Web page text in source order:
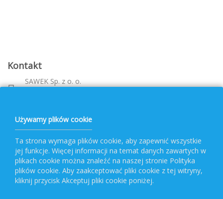
Kontakt
SAWEK Sp. z o. o.
Metalowca 26, 39-460 Nowa Dęba
+ 48 796 477 417
Obsługa PVF
Popularne kategorie
Używamy plików cookie
Ta strona wymaga plików cookie, aby zapewnić wszystkie
jej funkcje. Więcej informacji na temat danych zawartych w
plikach cookie można znaleźć na naszej stronie Polityka
plików cookie. Aby zaakceptować pliki cookie z tej witryny,
kliknij przycisk Akceptuj pliki cookie poniżej.